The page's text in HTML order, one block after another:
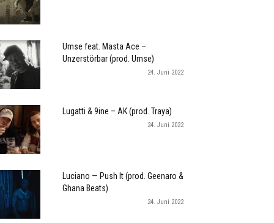
Umse feat. Masta Ace –
Unzerstörbar (prod. Umse)
24. Juni 2022
Lugatti & 9ine – AK (prod. Traya)
24. Juni 2022
Luciano — Push It (prod. Geenaro &
Ghana Beats)
24. Juni 2022